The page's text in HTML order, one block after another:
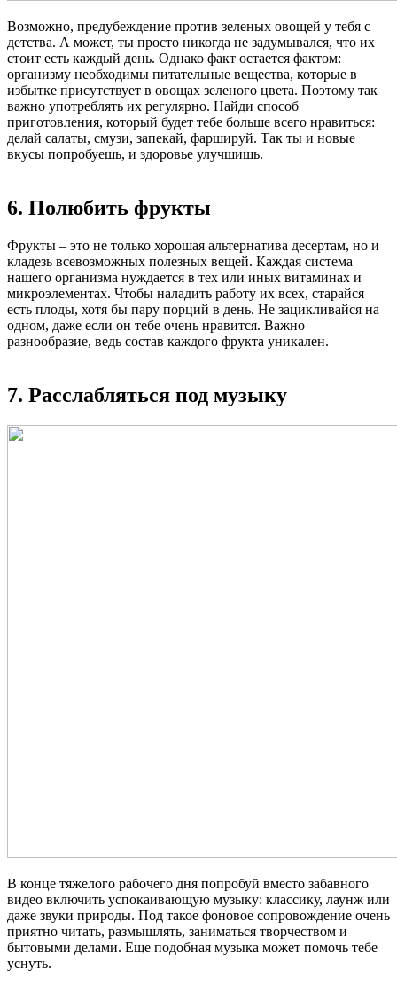
Возможно, предубеждение против зеленых овощей у тебя с
детства. А может, ты просто никогда не задумывался, что их
стоит есть каждый день. Однако факт остается фактом:
организму необходимы питательные вещества, которые в
избытке присутствует в овощах зеленого цвета. Поэтому так
важно употреблять их регулярно. Найди способ
приготовления, который будет тебе больше всего нравиться:
делай салаты, смузи, запекай, фаршируй. Так ты и новые
вкусы попробуешь, и здоровье улучшишь.
6. Полюбить фрукты
Фрукты – это не только хорошая альтернатива десертам, но и
кладезь всевозможных полезных вещей. Каждая система
нашего организма нуждается в тех или иных витаминах и
микроэлементах. Чтобы наладить работу их всех, старайся
есть плоды, хотя бы пару порций в день. Не зацикливайся на
одном, даже если он тебе очень нравится. Важно
разнообразие, ведь состав каждого фрукта уникален.
7. Расслабляться под музыку
В конце тяжелого рабочего дня попробуй вместо забавного
видео включить успокаивающую музыку: классику, лаунж или
даже звуки природы. Под такое фоновое сопровождение очень
приятно читать, размышлять, заниматься творчеством и
бытовыми делами. Еще подобная музыка может помочь тебе
уснуть.